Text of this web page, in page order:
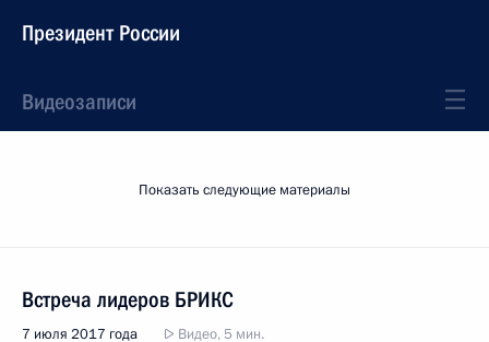
Президент России
Видеозаписи
Показать следующие материалы
Встреча лидеров БРИКС
7 июля 2017 года Видео, 5 мин.